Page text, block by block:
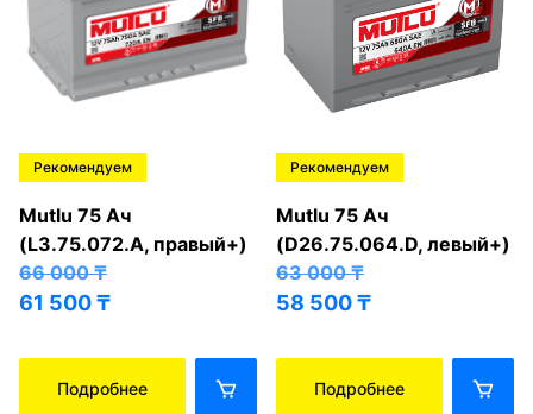
Рекомендуем
Mutlu 75 Ач
(L3.75.072.A, правый+)
66 000₸
61 500₸
Подробнее
Рекомендуем
Mutlu 75 Ач
(D26.75.064.D, левый+)
63 000₸
58 500₸
Подробнее